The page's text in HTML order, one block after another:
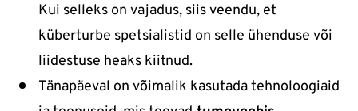
Kui selleks on vajadus, siis veendu, et
küberturbe spetsialistid on selle ühenduse või
liidestuse heaks kiitnud.
Tänapäeval on võimalik kasutada tehnoloogiaid